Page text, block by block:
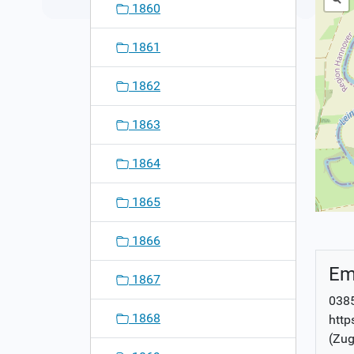
1860
1861
1862
1863
1864
1865
1866
1867
1868